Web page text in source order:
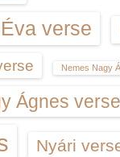
verse
Nemes Nagy
Ágnes verse
Nyári